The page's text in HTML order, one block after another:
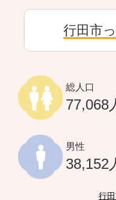
行田市
総人口
77,068
男性
38,152
行